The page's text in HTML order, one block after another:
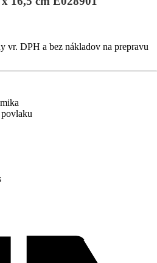
DPH a bez nákladov na prepravu